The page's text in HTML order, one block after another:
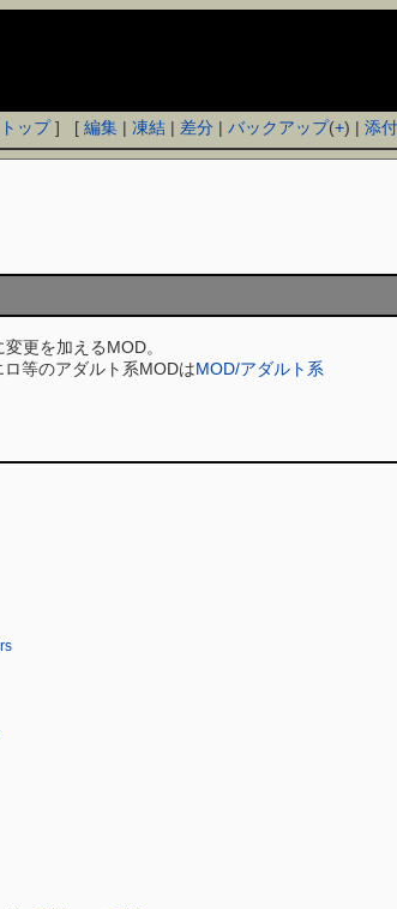
トップ] [編集 |凍結 | 差分 |バックアップ(+) |添
更を加えるMOD。
ロ等のアダルト系MODはMOD/アダルト系